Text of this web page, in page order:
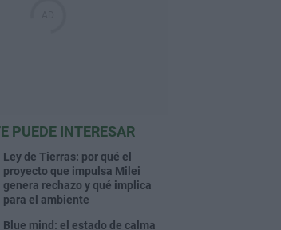
PUEDE INTERESAR
Ley de Tierras: por qué el
proyecto que impulsa Milei
genera rechazo y qué implica
para el ambiente
Blue mind: el estado de calma